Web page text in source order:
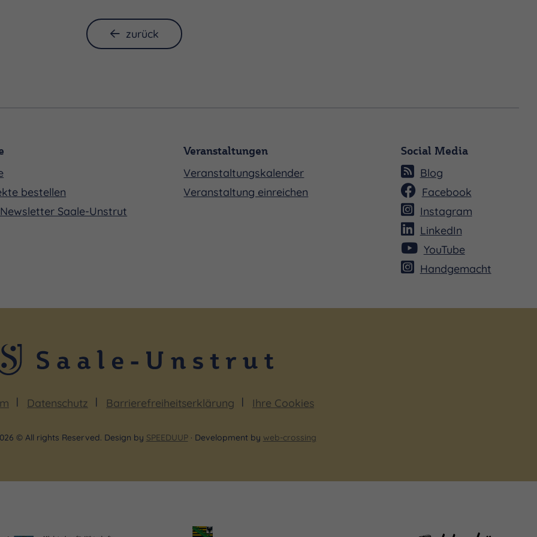
zurück
bestellen
Saale-Unstrut
Veranstaltungen
Veranstaltungskalender
Veranstaltung einreichen
Social Media
Blog
Facebook
Instagram
LinkedIn
YouTube
Handgemacht
Datenschutz Barrierefreiheitserklärung Ihre Cookies
© All rights Reserved. Design by SPEEDUUP· Development by web-crossing